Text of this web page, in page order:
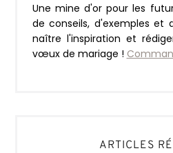
Une mine d'or pour les
de conseils, d'exemples et
naître l'inspiration et
vœux de mariage !
ARTICLES